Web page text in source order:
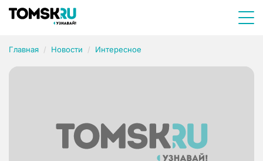
Главная Новости Интересное